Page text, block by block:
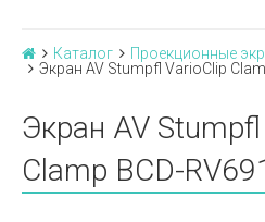
Каталог Проекционные
Экран AV Stumpfl VarioClip
Экран AV
Clamp BCD-